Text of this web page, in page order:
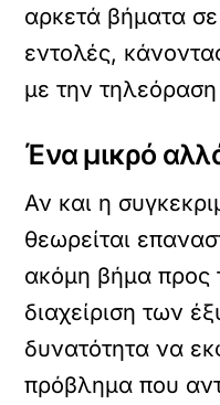
αρκετά βήματα
εντολές,
με την
Ένα μικρό
Αν και η
θεωρείται
ακόμη βήμα προς
διαχείριση των
δυνατότητα να
πρόβλημα που